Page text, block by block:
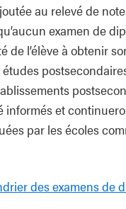
au relevé de
examen de
de l’élève à obtenir
informés et
par les écoles
des examens de